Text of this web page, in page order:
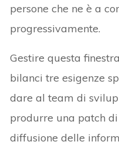
persone che ne è a
progressivamente.
Gestire questa
bilanci tre esigenze
dare al team di
produrre una patch
diffusione delle